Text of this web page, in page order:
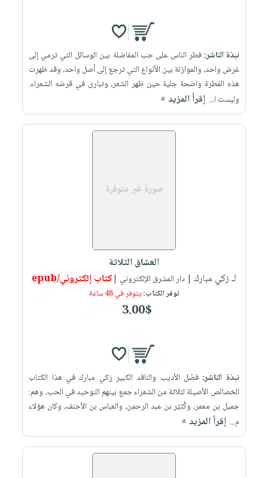
نبذة الناشر:فطر الناس على حب المفاضلة بين الوسائل التي ترمي إلى
غرض واحد، والموازنة بين الأنواع التي ترجع إلى أصل واحد، وقد ظهرت
هذه الفطرة واضحة جلية حين ظهر الشعر، وتبارى في قرضه الشعراء.
وليست ا... إقرأ المزيد »
العشاق الثلاثة
لـ زكي مبارك | دار المشرق الإلكتروني |كتاب إلكتروني/epub
توفر الكتاب:يتوفر في 48 ساعة
3.00$
نبذة الناشر:فصّل الأديب والناقد الكبير زكي مبارك في هذا الكتاب
الخصائص الأصيلة لثلاثة من الشعراء جمع بينهم التوحيد في الحب، وهم:
جميل بن معمر، وكُثيّر بن عبد الرحمن، والعباس بن الأحنف، وكان هؤلاء
م... إقرأ المزيد »